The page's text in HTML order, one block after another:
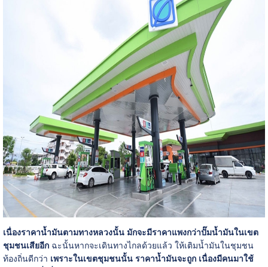
เนื่องราคาน้ำมันตามทางหลวงนั้น มักจะมีราคาแพงกว่าปั๊มน้ำมันในเขต
ชุมชนเสียอีกฉะนั้นหากจะเดินทางไกลด้วยแล้ว ให้เติมน้ำมันในชุมชน
ท้องถิ่นดีกว่า เพราะในเขตชุมชนนั้น ราคาน้ำมันจะถูก เนื่องมีคนมาใช้